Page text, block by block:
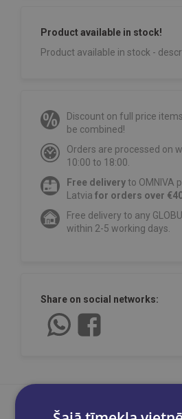
Product available in stock!
Product available in stock -
Discount on full price
be combined!
Orders are processed on
10:00 to 18:00.
Free deliveryto OMNIVA
Latvia for orders over
Free delivery to any
within 2-5 working days.
Share on social networks: